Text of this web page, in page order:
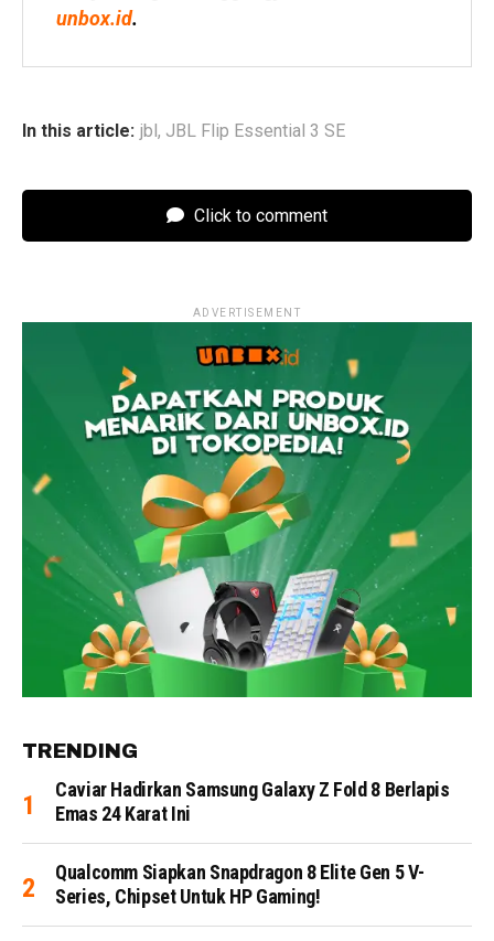
unbox.id.
In this article: jbl, JBL Flip Essential 3 SE
Click to comment
ADVERTISEMENT
TRENDING
Caviar Hadirkan Samsung Galaxy Z Fold 8 Berlapis
Emas 24 Karat Ini
Qualcomm Siapkan Snapdragon 8 Elite Gen 5 V-
Series, Chipset Untuk HP Gaming!